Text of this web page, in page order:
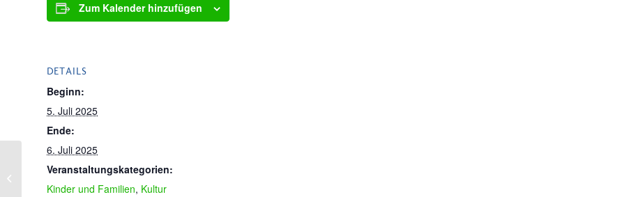
Zum Kalender hinzufügen
DETAILS
Beginn:
5. Juli 2025
Ende:
6. Juli 2025
Veranstaltungskategorien:
Kinder und Familien, Kultur
Musikverein Waldfeucht